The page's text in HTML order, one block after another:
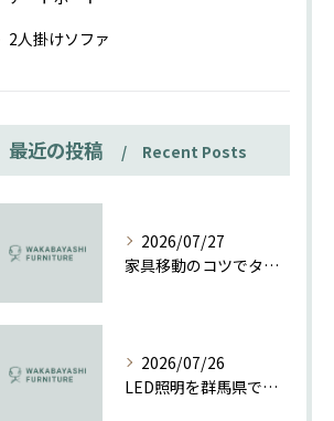
2人掛けソファ
最近の投稿 Recent Posts
2026/07/27
家具移動のコツでタンスも楽々一人で安全に動かす方法ガイド
2026/07/26
LED照明を群馬県で導入する際の補助金活用と工事費相場の徹底解説